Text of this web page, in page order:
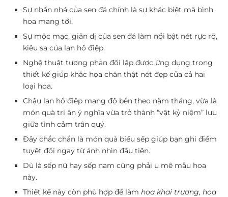
Sự nhấn nhá của sen đá chính là sự khác biệt mà bình
hoa mang tới.
Sự mộc mạc, giản dị của sen đá làm nổi bật nét rực rỡ,
kiêu sa của lan hồ điệp.
Nghệ thuật tương phản đối lập được ứng dụng trong
thiết kế giúp khắc họa chân thật nét đẹp của cả hai
loại hoa.
Chậu lan hồ điệp mang độ bền theo năm tháng, vừa là
món quà tri ân ý nghĩa vừa trở thành “vật kỷ niệm” lưu
giữa tình cảm trân quý.
Đây chắc chắn là món quà biếu sếp giúp bạn ghi điểm
tuyệt đối ngay từ ánh nhìn đầu tiên.
Dù là sếp nữ hay sếp nam cũng phải u mê mẫu hoa
này.
Thiết kế này còn phù hợp để làm hoa khai trương, hoa